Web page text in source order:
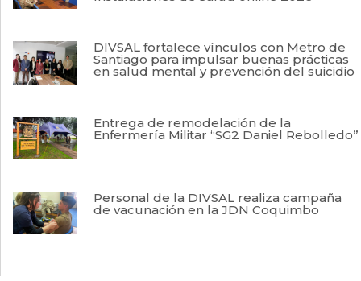
DIVSAL fortalece vínculos con Metro de
Santiago para impulsar buenas prácticas
en salud mental y prevención del suicidio
Entrega de remodelación de la
Enfermería Militar “SG2 Daniel Rebolledo”
Personal de la DIVSAL realiza campaña
de vacunación en la JDN Coquimbo